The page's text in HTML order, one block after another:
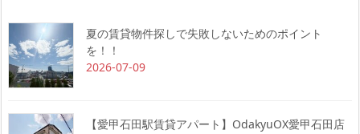
夏の賃貸物件探しで失敗しないためのポイント
を！！
2026-07-09
【愛甲石田駅賃貸アパート】OdakyuOX愛甲石田店